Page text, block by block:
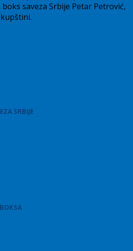
saveza Srbije Petar Petrović,
SRBIJE